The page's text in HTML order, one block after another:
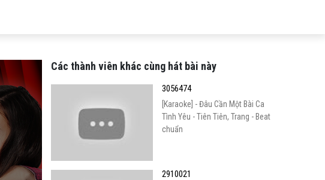
Các thành viên khác cùng hát bài này
3056474
[Karaoke] - Đâu Cần Một Bài Ca
Tình Yêu - Tiên Tiên, Trang - Beat
chuẩn
2910021